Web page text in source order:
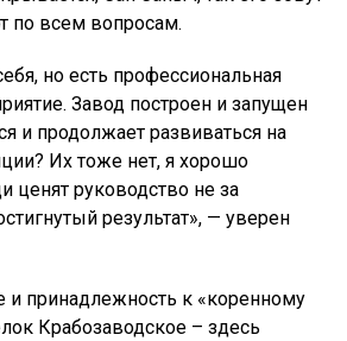
по всем вопросам.
но есть профессиональная
Завод построен и запущен
и продолжает развиваться на
Их тоже нет, я хорошо
ценят руководство не за
результат», — уверен
и принадлежность к «коренному
Крабозаводское – здесь